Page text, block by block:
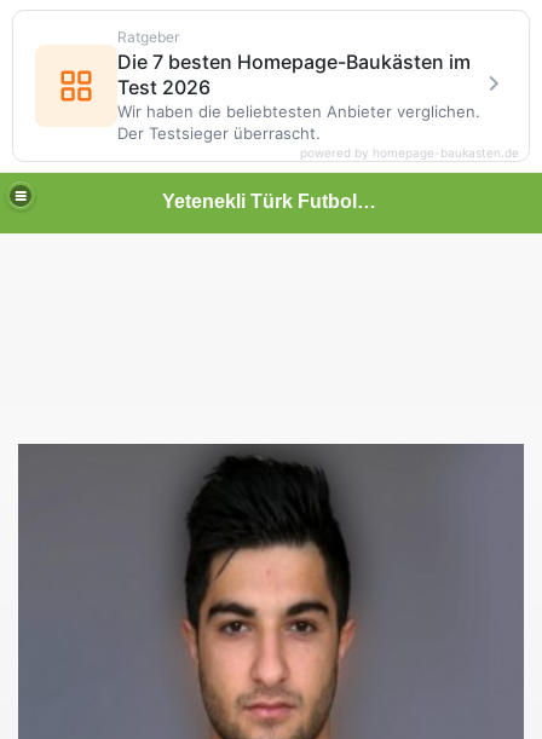
Yetenekli Türk Futbolcular
Ratgeber
Die 7 besten Homepage-Baukästen im
Test 2026
Wir haben die beliebtesten Anbieter verglichen.
Der Testsieger überrascht.
powered by homepage-baukasten.de